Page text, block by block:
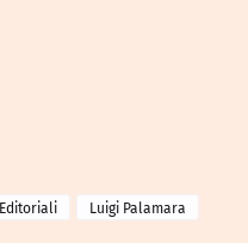
Editoriali
Luigi Palamara